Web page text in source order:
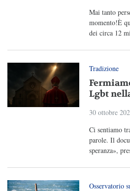
Mai tanto
momento!È
dei circa 12
Tradizione
Lgbt
30 ottobre
Ci sentiamo
parole. Il
speranza»,
Osservatorio